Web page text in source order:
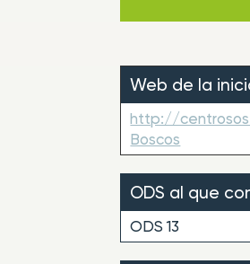
Web de la
http://
Boscos
ODS al que
ODS 13